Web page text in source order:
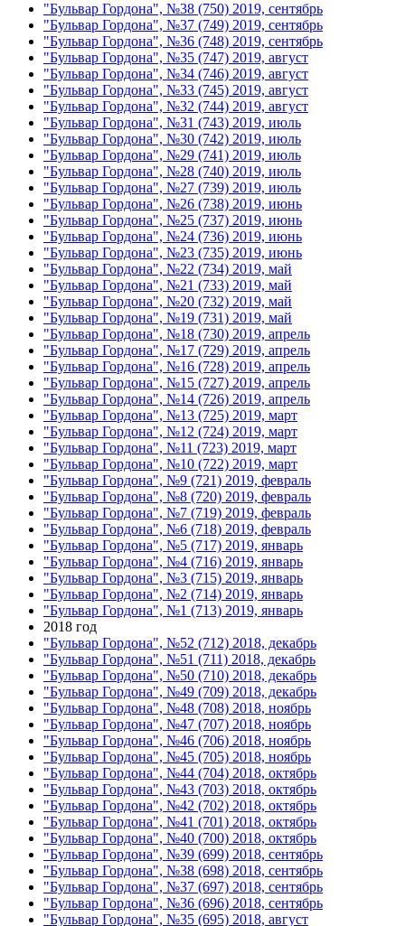
"Бульвар Гордона", №38 (750) 2019, сентябрь
"Бульвар Гордона", №37 (749) 2019, сентябрь
"Бульвар Гордона", №36 (748) 2019, сентябрь
"Бульвар Гордона", №35 (747) 2019, август
"Бульвар Гордона", №34 (746) 2019, август
"Бульвар Гордона", №33 (745) 2019, август
"Бульвар Гордона", №32 (744) 2019, август
"Бульвар Гордона", №31 (743) 2019, июль
"Бульвар Гордона", №30 (742) 2019, июль
"Бульвар Гордона", №29 (741) 2019, июль
"Бульвар Гордона", №28 (740) 2019, июль
"Бульвар Гордона", №27 (739) 2019, июль
"Бульвар Гордона", №26 (738) 2019, июнь
"Бульвар Гордона", №25 (737) 2019, июнь
"Бульвар Гордона", №24 (736) 2019, июнь
"Бульвар Гордона", №23 (735) 2019, июнь
"Бульвар Гордона", №22 (734) 2019, май
"Бульвар Гордона", №21 (733) 2019, май
"Бульвар Гордона", №20 (732) 2019, май
"Бульвар Гордона", №19 (731) 2019, май
"Бульвар Гордона", №18 (730) 2019, апрель
"Бульвар Гордона", №17 (729) 2019, апрель
"Бульвар Гордона", №16 (728) 2019, апрель
"Бульвар Гордона", №15 (727) 2019, апрель
"Бульвар Гордона", №14 (726) 2019, апрель
"Бульвар Гордона", №13 (725) 2019, март
"Бульвар Гордона", №12 (724) 2019, март
"Бульвар Гордона", №11 (723) 2019, март
"Бульвар Гордона", №10 (722) 2019, март
"Бульвар Гордона", №9 (721) 2019, февраль
"Бульвар Гордона", №8 (720) 2019, февраль
"Бульвар Гордона", №7 (719) 2019, февраль
"Бульвар Гордона", №6 (718) 2019, февраль
"Бульвар Гордона", №5 (717) 2019, январь
"Бульвар Гордона", №4 (716) 2019, январь
"Бульвар Гордона", №3 (715) 2019, январь
"Бульвар Гордона", №2 (714) 2019, январь
"Бульвар Гордона", №1 (713) 2019, январь
2018 год
"Бульвар Гордона", №52 (712) 2018, декабрь
"Бульвар Гордона", №51 (711) 2018, декабрь
"Бульвар Гордона", №50 (710) 2018, декабрь
"Бульвар Гордона", №49 (709) 2018, декабрь
"Бульвар Гордона", №48 (708) 2018, ноябрь
"Бульвар Гордона", №47 (707) 2018, ноябрь
"Бульвар Гордона", №46 (706) 2018, ноябрь
"Бульвар Гордона", №45 (705) 2018, ноябрь
"Бульвар Гордона", №44 (704) 2018, октябрь
"Бульвар Гордона", №43 (703) 2018, октябрь
"Бульвар Гордона", №42 (702) 2018, октябрь
"Бульвар Гордона", №41 (701) 2018, октябрь
"Бульвар Гордона", №40 (700) 2018, октябрь
"Бульвар Гордона", №39 (699) 2018, сентябрь
"Бульвар Гордона", №38 (698) 2018, сентябрь
"Бульвар Гордона", №37 (697) 2018, сентябрь
"Бульвар Гордона", №36 (696) 2018, сентябрь
"Бульвар Гордона", №35 (695) 2018, август